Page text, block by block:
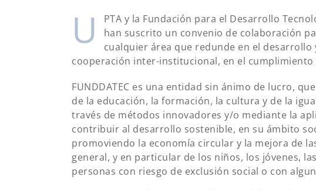
U
PTA y la Fundación para el Desarrollo
han suscrito un convenio de colaboración
cualquier área que redunde en el
cooperación inter-institucional, en el cumplimiento
FUNDDATEC es una entidad sin ánimo de lucro,
de la educación, la formación, la cultura y de la
través de métodos innovadores y/o mediante la
contribuir al desarrollo sostenible, en su ámbito
promoviendo la economía circular y la mejora de
general, y en particular de los niños, los jóvenes,
personas con riesgo de exclusión social o con